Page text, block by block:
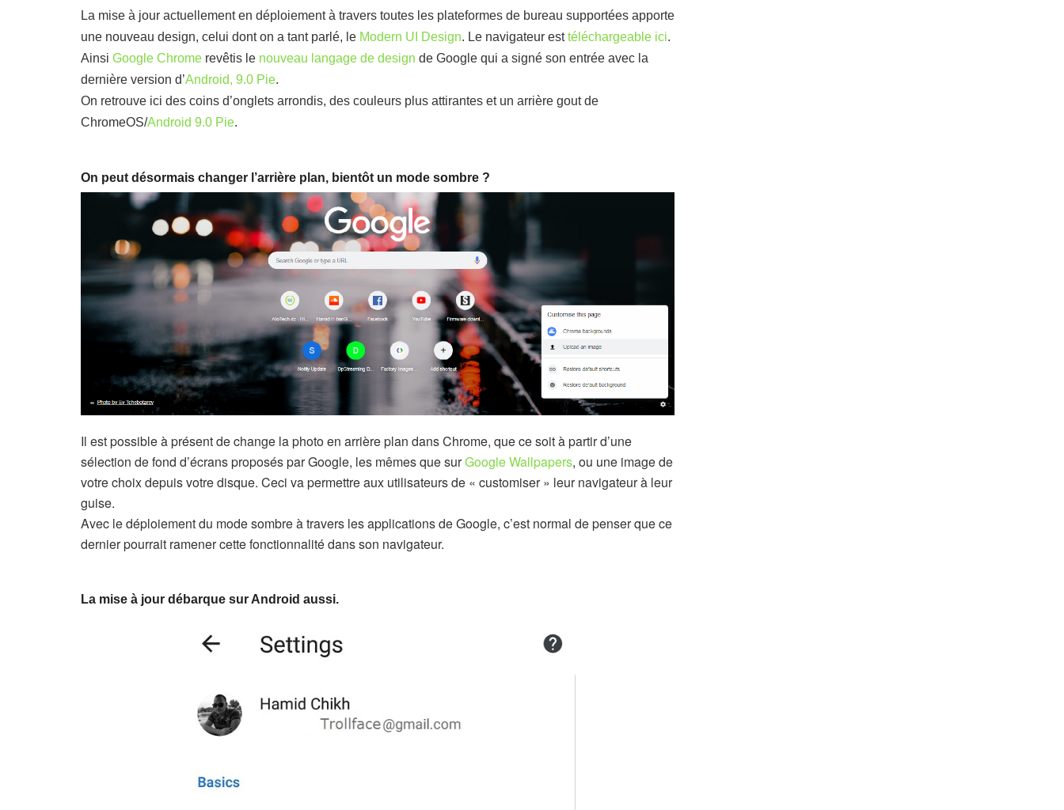
La mise à jour actuellement en déploiement à travers toutes les plateformes de bureau supportées apporte
une nouveau design, celui dont on a tant parlé, le Modern UI Design. Le navigateur esttéléchargeable ici.
Ainsi Google Chrome revêtis le nouveau langage de design de Google qui a signé son entrée avec la
dernière version d’Android, 9.0 Pie.
On retrouve ici des coins d’onglets arrondis, des couleurs plus attirantes et un arrière gout de
ChromeOS/Android 9.0 Pie.
On peut désormais changer l’arrière plan, bientôt un mode sombre ?
Il est possible à présent de change la photo en arrière plan dans Chrome, que ce soit à partir d’une
sélection de fond d’écrans proposés par Google, les mêmes que surGoogle Wallpapers, ou une image de
votre choix depuis votre disque. Ceci va permettre aux utilisateurs de « customiser » leur navigateur à leur
guise.
Avec le déploiement du mode sombre à travers les applications de Google, c’est normal de penser que ce
dernier pourrait ramener cette fonctionnalité dans son navigateur.
La mise à jour débarque sur Android aussi.